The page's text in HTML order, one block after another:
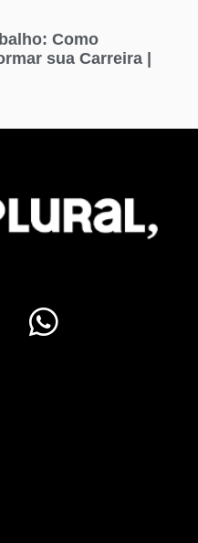
Como
sua Carreira |